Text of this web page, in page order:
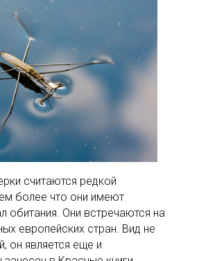
считаются редкой
более что они имеют
обитания. Они встречаются на
европейских стран. Вид не
он является еще и